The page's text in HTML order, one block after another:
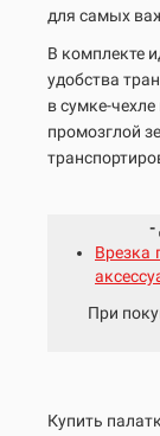
для самых
В комплекте
удобства
в сумке-
промозглой
-
Врезка
При
Купить